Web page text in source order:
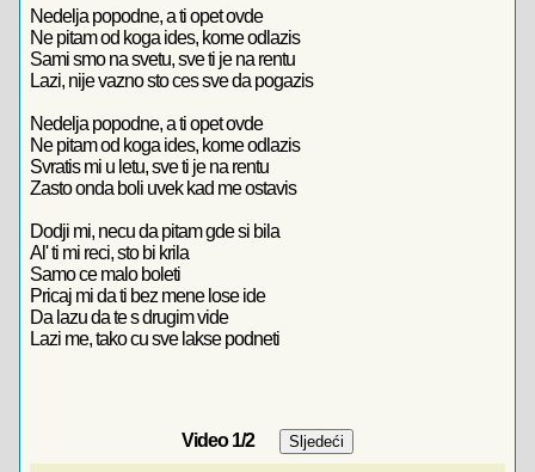
Nedelja popodne, a ti opet ovde
Ne pitam od koga ides, kome odlazis
Sami smo na svetu, sve ti je na rentu
Lazi, nije vazno sto ces sve da pogazis
Nedelja popodne, a ti opet ovde
Ne pitam od koga ides, kome odlazis
Svratis mi u letu, sve ti je na rentu
Zasto onda boli uvek kad me ostavis
Dodji mi, necu da pitam gde si bila
Al' ti mi reci, sto bi krila
Samo ce malo boleti
Pricaj mi da ti bez mene lose ide
Da lazu da te s drugim vide
Lazi me, tako cu sve lakse podneti
Video1/2